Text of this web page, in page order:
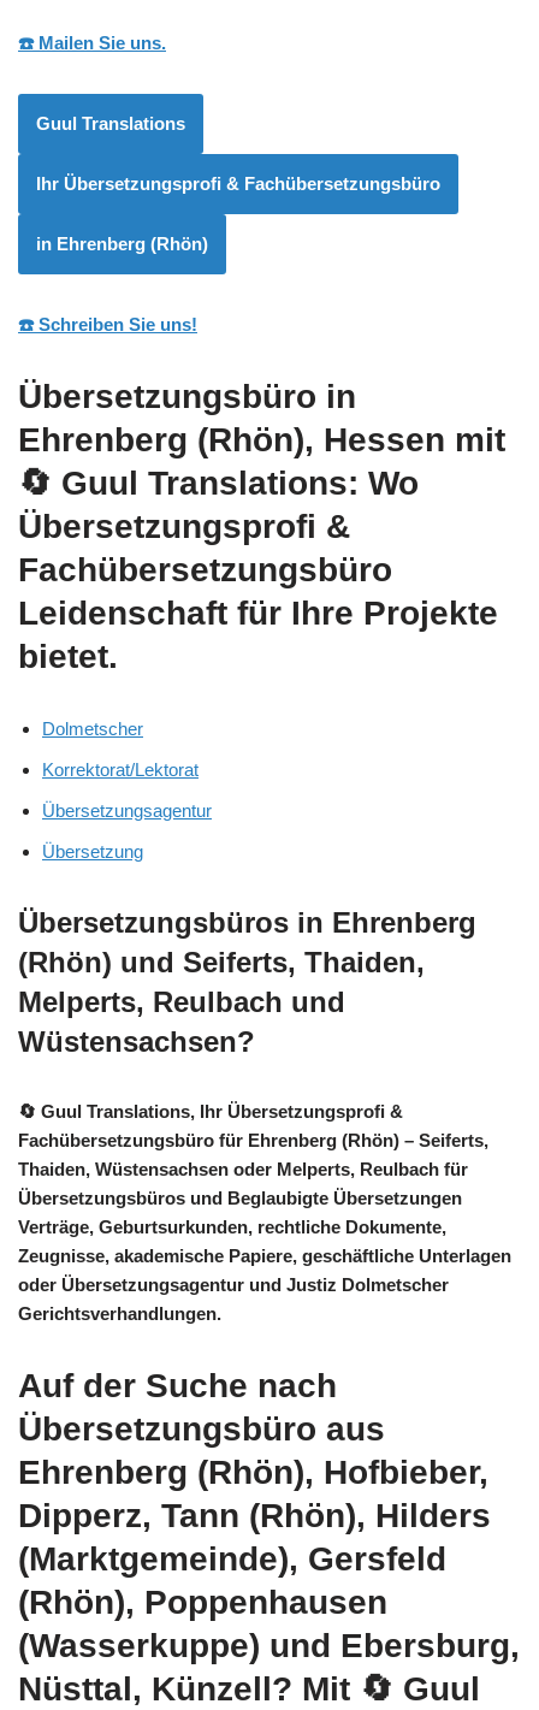
☎️ Mailen Sie uns.
Guul Translations
Ihr Übersetzungsprofi & Fachübersetzungsbüro
in Ehrenberg (Rhön)
☎️ Schreiben Sie uns!
Übersetzungsbüro in
Ehrenberg (Rhön), Hessen mit
🔄 Guul Translations: Wo
Übersetzungsprofi &
Fachübersetzungsbüro
Leidenschaft für Ihre Projekte
bietet.
Dolmetscher
Korrektorat/Lektorat
Übersetzungsagentur
Übersetzung
Übersetzungsbüros in Ehrenberg
(Rhön) und Seiferts, Thaiden,
Melperts, Reulbach und
Wüstensachsen?
🔄 Guul Translations, Ihr Übersetzungsprofi &
Fachübersetzungsbüro für Ehrenberg (Rhön) – Seiferts,
Thaiden, Wüstensachsen oder Melperts, Reulbach für
Übersetzungsbüros und Beglaubigte Übersetzungen
Verträge, Geburtsurkunden, rechtliche Dokumente,
Zeugnisse, akademische Papiere, geschäftliche Unterlagen
oder Übersetzungsagentur und Justiz Dolmetscher
Gerichtsverhandlungen.
Auf der Suche nach
Übersetzungsbüro aus
Ehrenberg (Rhön), Hofbieber,
Dipperz, Tann (Rhön), Hilders
(Marktgemeinde), Gersfeld
(Rhön), Poppenhausen
(Wasserkuppe) und Ebersburg,
Nüsttal, Künzell? Mit 🔄 Guul